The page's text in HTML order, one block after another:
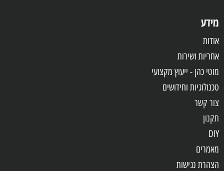
מידע
אודות
אחריות ושירות
מוטי כהן - ייעוץ מקצועי
טכנולוגיות וחידושים
צור קשר
תקנון
DIY
מאמרים
הצהרת נגישות